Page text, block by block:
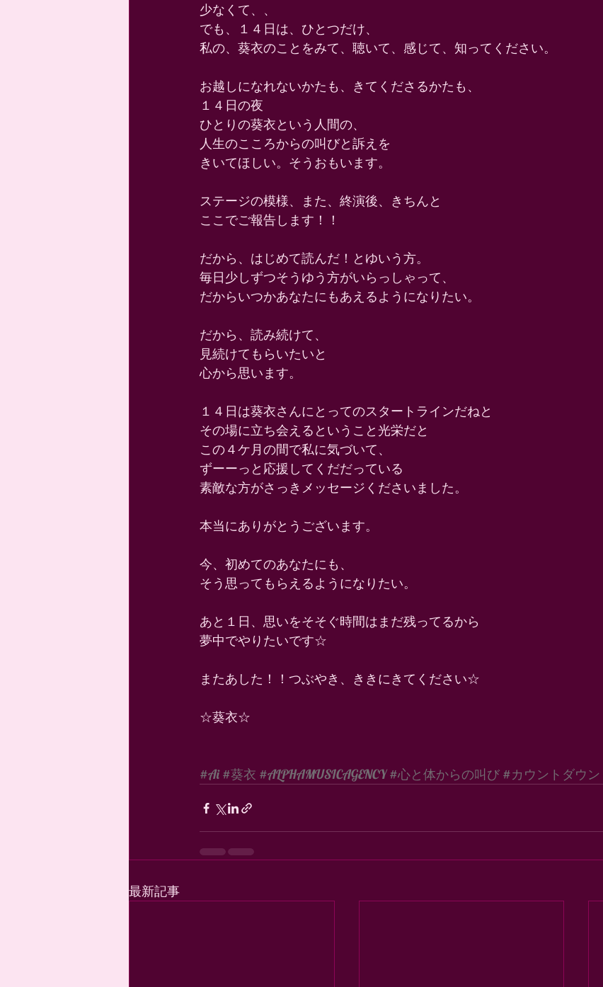
少なくて、、
でも、１４日は、ひとつだけ、
私の、葵衣のことをみて、聴いて、感じて、知ってください。
お越しになれないかたも、きてくださるかたも、
１４日の夜
ひとりの葵衣という人間の、
人生のこころからの叫びと訴えを
きいてほしい。そうおもいます。
ステージの模様、また、終演後、きちんと
ここでご報告します！！
だから、はじめて読んだ！とゆいう方。
毎日少しずつそうゆう方がいらっしゃって、
だからいつかあなたにもあえるようになりたい。
だから、読み続けて、
見続けてもらいたいと
心から思います。
１４日は葵衣さんにとってのスタートラインだねと
その場に立ち会えるということ光栄だと
この４ケ月の間で私に気づいて、
ずーーっと応援してくだだっている
素敵な方がさっきメッセージくださいました。
本当にありがとうございます。
今、初めてのあなたにも、
そう思ってもらえるようになりたい。
あと１日、思いをそそぐ時間はまだ残ってるから
夢中でやりたいです☆
またあした！！つぶやき、ききにきてください☆
☆葵衣☆
#Ai #葵衣 #ALPHAMUSICAGENCY #心と体からの叫び #カウントダウン
最新記事